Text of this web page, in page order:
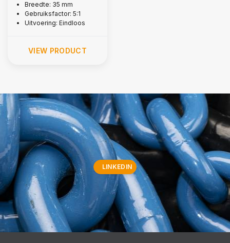
Breedte: 35 mm
Gebruiksfactor: 5:1
Uitvoering: Eindloos
VIEW PRODUCT
LINKEDIN